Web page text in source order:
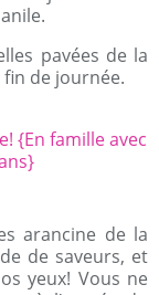
pavées de la
de journée.
arancine de la
de saveurs, et
yeux! Vous ne